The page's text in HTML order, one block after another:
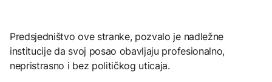
Predsjedništvo ove stranke, pozvalo je nadležne
institucije da svoj posao obavljaju profesionalno,
nepristrasno i bez političkog uticaja.